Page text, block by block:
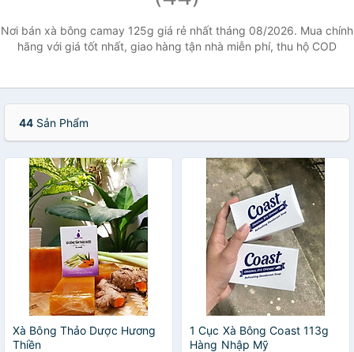
Shop
Nơi bán xà bông camay 125g giá rẻ nhất tháng 08/2026. Mua chính
hãng với giá tốt nhất, giao hàng tận nhà miễn phí, thu hộ COD
44 Sản Phẩm
Xà Bông Thảo Dược Hương
Thiền
1 Cục Xà Bông Coast 113g
Hàng Nhập Mỹ